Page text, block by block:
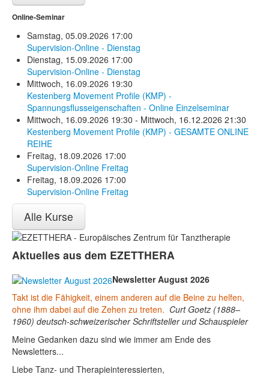
Online-Seminar
Samstag, 05.09.2026 17:00
Supervision-Online - Dienstag
Dienstag, 15.09.2026 17:00
Supervision-Online - Dienstag
Mittwoch, 16.09.2026 19:30
Kestenberg Movement Profile (KMP) -
Spannungsflusseigenschaften - Online Einzelseminar
Mittwoch, 16.09.2026 19:30 - Mittwoch, 16.12.2026 21:30
Kestenberg Movement Profile (KMP) - GESAMTE ONLINE
REIHE
Freitag, 18.09.2026 17:00
Supervision-Online Freitag
Freitag, 18.09.2026 17:00
Supervision-Online Freitag
Alle Kurse
Aktuelles aus dem EZETTHERA
Newsletter August 2026
Takt ist die Fähigkeit, einem anderen auf die Beine zu helfen,
ohne ihm dabei auf die Zehen zu treten. Curt Goetz (1888–
1960) deutsch-schweizerischer Schriftsteller und Schauspieler
Meine Gedanken dazu sind wie immer am Ende des
Newsletters...
Liebe Tanz- und Therapieinteressierten,